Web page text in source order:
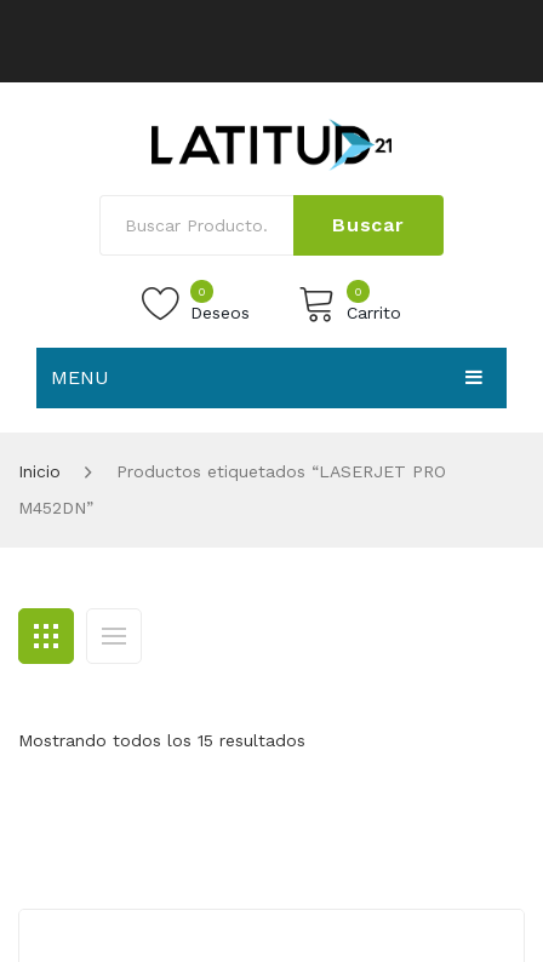
Buscar
0
Deseos
0
Carrito
MENU
CONTACTO
Inicio
Productos etiquetados “LASERJET PRO
M452DN”
Mostrando todos los 15 resultados